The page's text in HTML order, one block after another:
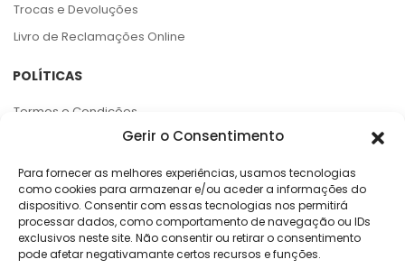
Gerir o Consentimento
Para fornecer as melhores experiências, usamos tecnologias
como cookies para armazenar e/ou aceder a informações do
dispositivo. Consentir com essas tecnologias nos permitirá
processar dados, como comportamento de navegação ou IDs
exclusivos neste site. Não consentir ou retirar o consentimento
pode afetar negativamante certos recursos e funções.
Trocas e Devoluções
Livro de Reclamações Online
POLÍTICAS
Termos e Condições
Política de Privacidade
Política de Cookies
Centro de Arbitragem e RAL
APOIO AO CLIENTE
Rua da Argila, 141